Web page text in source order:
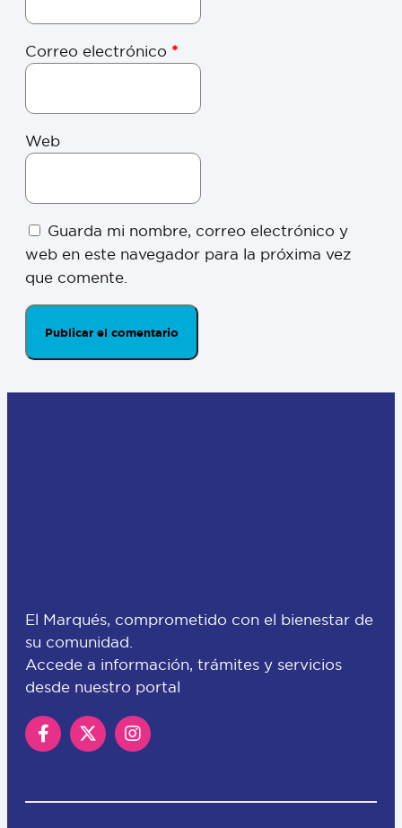
Correo electrónico *
Web
Guarda mi nombre, correo electrónico y
web en este navegador para la próxima vez
que comente.
El Marqués, comprometido con el bienestar de
su comunidad.
Accede a información, trámites y servicios
desde nuestro portal